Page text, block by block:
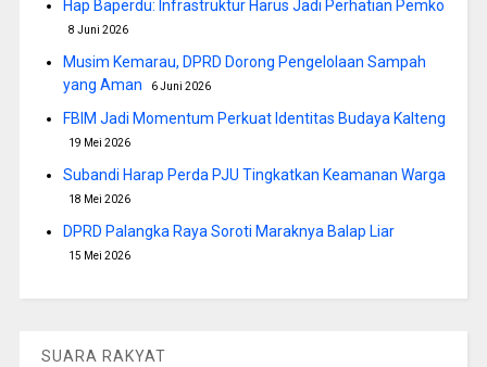
Hap Baperdu: Infrastruktur Harus Jadi Perhatian Pemko
8 Juni 2026
Musim Kemarau, DPRD Dorong Pengelolaan Sampah
yang Aman
6 Juni 2026
FBIM Jadi Momentum Perkuat Identitas Budaya Kalteng
19 Mei 2026
Subandi Harap Perda PJU Tingkatkan Keamanan Warga
18 Mei 2026
DPRD Palangka Raya Soroti Maraknya Balap Liar
15 Mei 2026
SUARA RAKYAT